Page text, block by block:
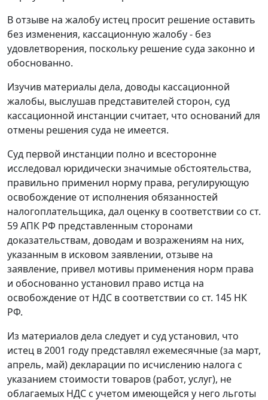
В отзыве на жалобу истец просит решение оставить
без изменения, кассационную жалобу - без
удовлетворения, поскольку решение суда законно и
обоснованно.
Изучив материалы дела, доводы кассационной
жалобы, выслушав представителей сторон, суд
кассационной инстанции считает, что оснований для
отмены решения суда не имеется.
Суд первой инстанции полно и всесторонне
исследовал юридически значимые обстоятельства,
правильно применил норму права, регулирующую
освобождение от исполнения обязанностей
налогоплательщика, дал оценку в соответствии со ст.
59АПК РФ представленным сторонами
доказательствам, доводам и возражениям на них,
указанным в исковом заявлении, отзыве на
заявление, привел мотивы применения норм права
и обоснованно установил право истца на
освобождение от НДС в соответствии со ст. 145 НК
РФ.
Из материалов дела следует и суд установил, что
истец в 2001 году представлял ежемесячные (за март,
апрель, май) декларации по исчислению налога с
указанием стоимости товаров (работ, услуг), не
облагаемых НДС с учетом имеющейся у него льготы